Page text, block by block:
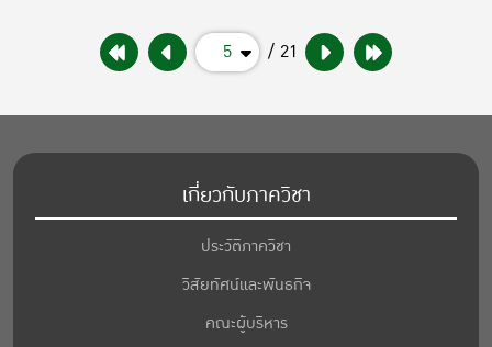
5 / 21
เกี่ยวกับภาควิชา
ประวัติภาควิชา
วิสัยทัศน์และพันธกิจ
คณะผู้บริหาร